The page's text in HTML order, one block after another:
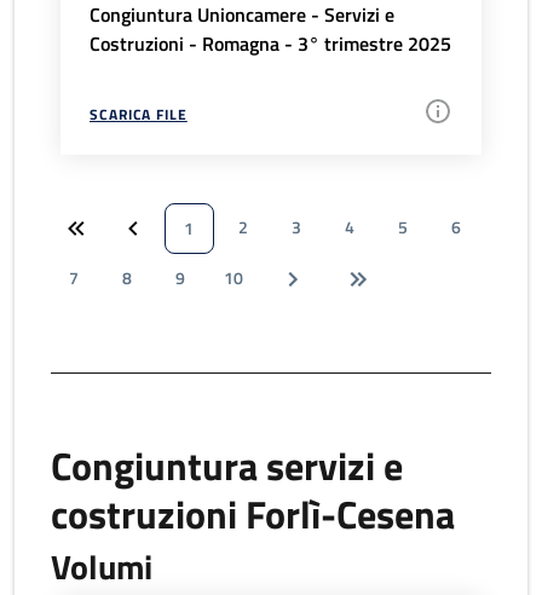
Congiuntura Unioncamere - Servizi e
Costruzioni - Romagna - 3° trimestre 2025
SCARICA FILE
1 2 3 4 5
6
7
8 9 10
Congiuntura servizi e
costruzioni Forlì-Cesena
Volumi